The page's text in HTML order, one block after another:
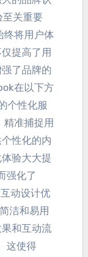
至关重要
终将用户体
提高了用
了品牌的
在以下方
个性化服
精准捕捉用
性化的内
验大大提
强化了
动设计优
洁和易用
和互动流
这使得